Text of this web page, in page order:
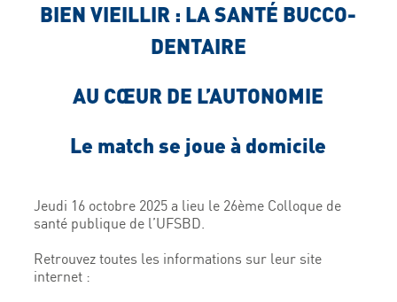
BIEN VIEILLIR : LA SANTÉ BUCCO-
DENTAIRE
AU CŒUR DE L’AUTONOMIE
Le match se joue à domicile
Jeudi 16 octobre 2025 a lieu le 26ème Colloque de
santé publique de l’UFSBD.
Retrouvez toutes les informations sur leur site
internet :